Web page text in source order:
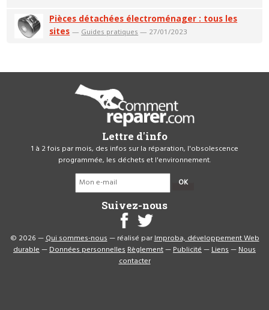
Pièces détachées électroménager : tous les
sites — Guides pratiques — 27/01/2023
Lettre d'info
1 à 2 fois par mois, des infos sur la réparation, l'obsolescence
programmée, les déchets et l'environnement.
OK
Suivez-nous
© 2026 —Qui sommes-nous— réalisé parImproba, développement Web
durable—Données personnellesRèglement—Publicité—Liens—Nous
contacter